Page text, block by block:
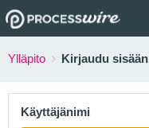
Ylläpito Kirjaudu sisään
Käyttäjänimi